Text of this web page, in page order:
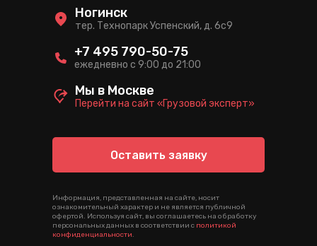
Оставить заявку
Информация, представленная на сайте, носит
ознакомительный характер и не является публичной
офертой. Используя сайт, вы соглашаетесь на обработку
персональных данных в соответствии с политикой
конфиденциальности.
тер. Технопарк Успенский, д. 6c9
Ногинск
ежедневно с 9:00 до 21:00
+7 495 790-50-75
Перейти на сайт «Грузовой эксперт»
Мы в Москве